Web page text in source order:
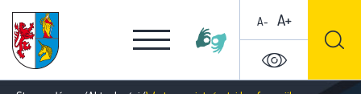
A- A+